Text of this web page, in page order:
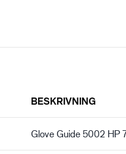
BESKRIVNING
Glove Guide 5002 HP